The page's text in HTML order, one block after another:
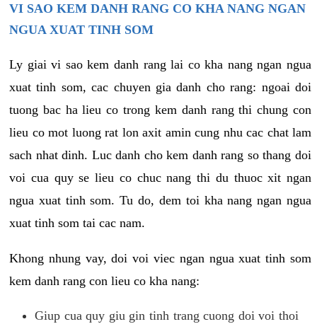
VI SAO KEM DANH RANG CO KHA NANG NGAN
NGUA XUAT TINH SOM
Ly giai vi sao kem danh rang lai co kha nang ngan ngua
xuat tinh som, cac chuyen gia danh cho rang: ngoai doi
tuong bac ha lieu co trong kem danh rang thi chung con
lieu co mot luong rat lon axit amin cung nhu cac chat lam
sach nhat dinh. Luc danh cho kem danh rang so thang doi
voi cua quy se lieu co chuc nang thi du thuoc xit ngan
ngua xuat tinh som. Tu do, dem toi kha nang ngan ngua
xuat tinh som tai cac nam.
Khong nhung vay, doi voi viec ngan ngua xuat tinh som
kem danh rang con lieu co kha nang:
Giup cua quy giu gin tinh trang cuong doi voi thoi